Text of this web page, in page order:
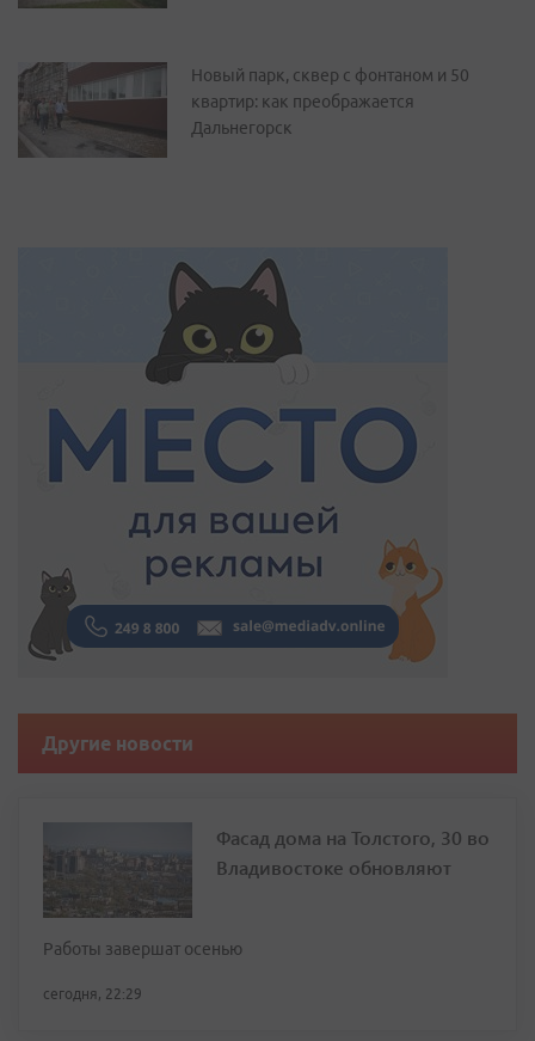
Новый парк, сквер с фонтаном и 50
квартир: как преображается
Дальнегорск
Другие новости
Фасад дома на Толстого, 30 во
Владивостоке обновляют
Работы завершат осенью
сегодня, 22:29